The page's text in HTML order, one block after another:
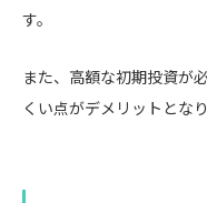
す。
また、高額な初期投資が
くい点がデメリットとなり